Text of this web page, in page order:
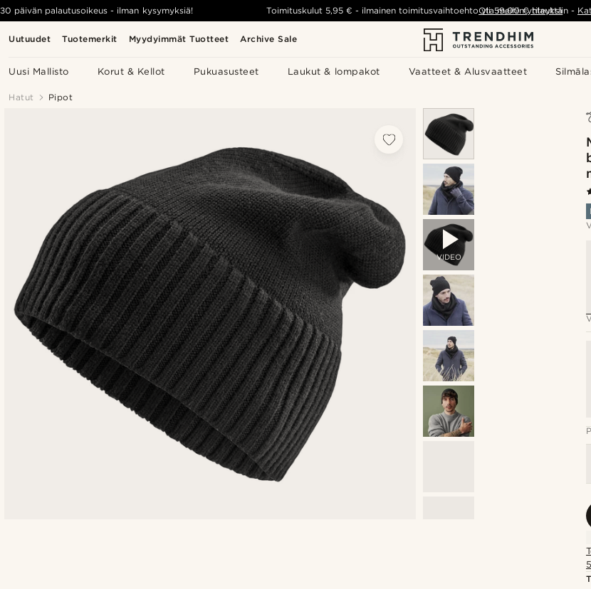
Uutuudet Tuotemerkit Myydyimmät Tuotteet Archive Sale
Uusi Mallisto Korut & Kellot Pukuasusteet Laukut & lompakot Vaatteet & Alusvaatteet
30 päivän palautusoikeus - ilman kysymyksiä! Toimituskulut 5,95 € - ilmainen toimitusvaihtoehto yli 59,00 €tilauksiin -
Ota meihin yhteyttä
Hatut Pipot
VIDEO